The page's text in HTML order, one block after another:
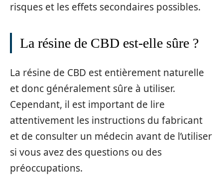
risques et les effets secondaires possibles.
La résine de CBD est-elle sûre ?
La résine de CBD est entièrement naturelle
et donc généralement sûre à utiliser.
Cependant, il est important de lire
attentivement les instructions du fabricant
et de consulter un médecin avant de l’utiliser
si vous avez des questions ou des
préoccupations.